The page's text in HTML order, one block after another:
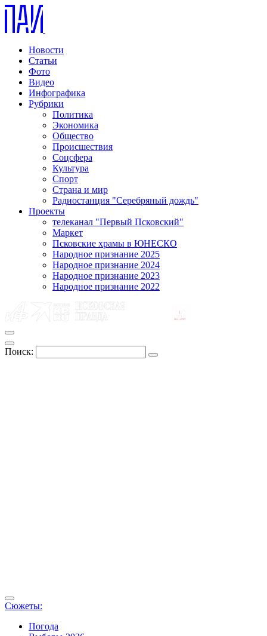
Новости
Статьи
Фото
Видео
Инфографика
Рубрики
Политика
Экономика
Общество
Происшествия
Соцсфера
Культура
Спорт
Страна и мир
Радиостанция "Серебряный дождь"
Проекты
телеканал "Первый Псковский"
Маркет
Псковские храмы в ЮНЕСКО
Народное признание 2025
Народное признание 2024
Народное признание 2023
Народное признание 2022
Поиск:
Сюжеты:
Погода